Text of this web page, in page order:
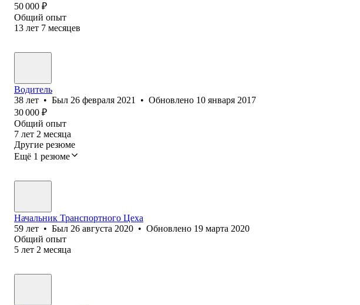
50 000 ₽
Общий опыт
13 лет 7 месяцев
Водитель
38 лет • Был 26 февраля 2021 • Обновлено 10 января 2017
30 000 ₽
Общий опыт
7 лет 2 месяца
Другие резюме
Ещё 1 резюме
Начальник Транспортного Цеха
59 лет • Был 26 августа 2020 • Обновлено 19 марта 2020
Общий опыт
5 лет 2 месяца